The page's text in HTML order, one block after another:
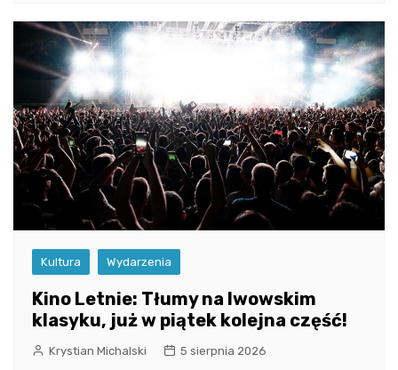
Kultura Wydarzenia
Kino Letnie: Tłumy na lwowskim
klasyku, już w piątek kolejna część!
Krystian Michalski 5 sierpnia 2026